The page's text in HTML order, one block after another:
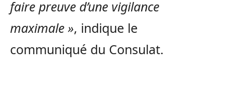
faire preuve d’une vigilance
maximale », indique le
communiqué du Consulat.